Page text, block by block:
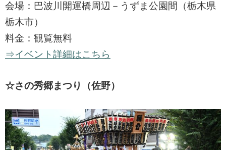
会場：巴波川開運橋周辺－うずま公園間（栃木県
栃木市）
料金：観覧無料
⇒イベント詳細はこちら
☆さの秀郷まつり（佐野）